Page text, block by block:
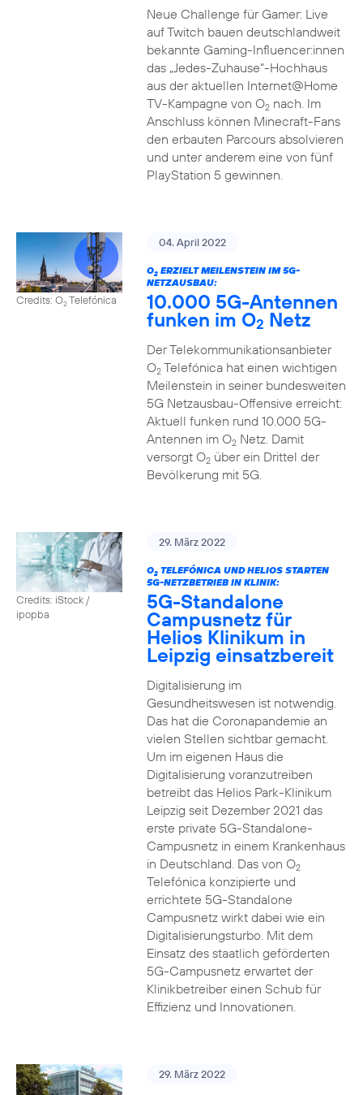
Neue Challenge für Gamer: Live
auf Twitch bauen deutschlandweit
bekannte Gaming-Influencer:innen
das „Jedes-Zuhause“-Hochhaus
aus der aktuellen Internet@Home
TV-Kampagne von O2nach. Im
Anschluss können Minecraft-Fans
den erbauten Parcours absolvieren
und unter anderem eine von fünf
PlayStation 5 gewinnen.
Credits: O2Telefónica
04. April 2022
O2ERZIELT MEILENSTEIN IM 5G-
NETZAUSBAU:
10.000 5G-Antennen
funken im O2 Netz
Der Telekommunikationsanbieter
O2Telefónica hat einen wichtigen
Meilenstein in seiner bundesweiten
5G Netzausbau-Offensive erreicht:
Aktuell funken rund 10.000 5G-
Antennen im O2Netz. Damit
versorgt O2über ein Drittel der
Bevölkerung mit 5G.
Credits: iStock /
ipopba
29. März 2022
O2TELEFÓNICA UND HELIOS STARTEN
5G-NETZBETRIEB IN KLINIK:
5G-Standalone
Campusnetz für
Helios Klinikum in
Leipzig einsatzbereit
Digitalisierung im
Gesundheitswesen ist notwendig.
Das hat die Coronapandemie an
vielen Stellen sichtbar gemacht.
Um im eigenen Haus die
Digitalisierung voranzutreiben
betreibt das Helios Park-Klinikum
Leipzig seit Dezember 2021 das
erste private 5G-Standalone-
Campusnetz in einem Krankenhaus
in Deutschland. Das von O2
Telefónica konzipierte und
errichtete 5G-Standalone
Campusnetz wirkt dabei wie ein
Digitalisierungsturbo. Mit dem
Einsatz des staatlich geförderten
5G-Campusnetz erwartet der
Klinikbetreiber einen Schub für
Effizienz und Innovationen.
29. März 2022